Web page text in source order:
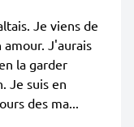
Je viens de
J'aurais
la garder
Je suis en
des ma...